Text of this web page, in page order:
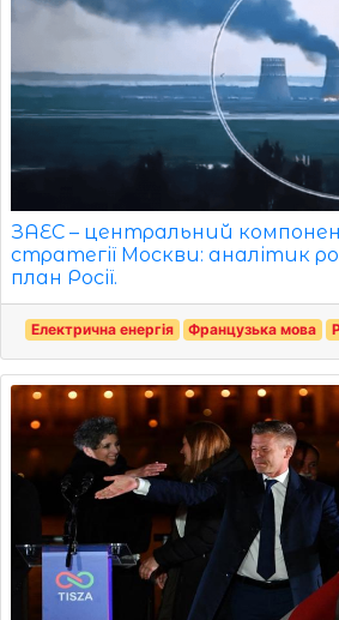
ЗАЕС – центральний
стратегії Москви: аналітик
план Росії.
Електрична енергія Французька мова